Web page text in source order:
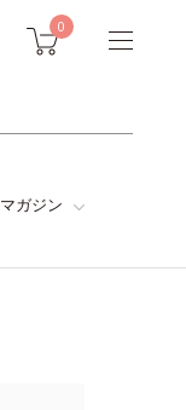
0
マガジン